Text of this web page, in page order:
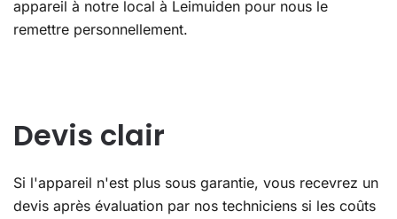
appareil à notre local à Leimuiden pour nous le
remettre personnellement.
Devis clair
Si l'appareil n'est plus sous garantie, vous recevrez un
devis après évaluation par nos techniciens si les coûts